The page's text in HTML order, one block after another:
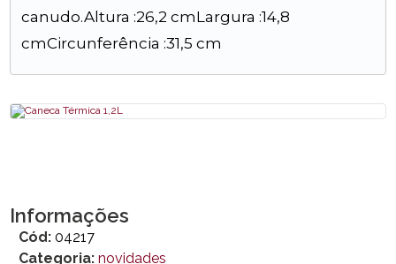
canudo.Altura :26,2 cmLargura :14,8
cmCircunferência :31,5 cm
Informações
Cód: 04217
Categoria: novidades